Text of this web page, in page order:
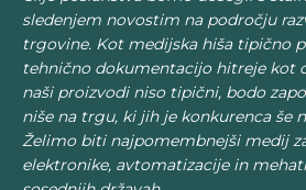
sledenjem novostim na področju
trgovine. Kot medijska hiša tipično
tehnično dokumentacijo hitreje kot
naši proizvodi niso tipični, bodo
niše na trgu, ki jih je konkurenca še
Želimo biti najpomembnejši medij
elektronike, avtomatizacije in